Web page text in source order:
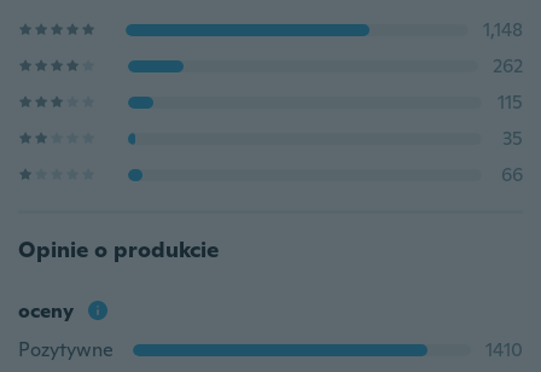
1,148
262
115
35
66
Opinie o produkcie
oceny
Pozytywne
1410